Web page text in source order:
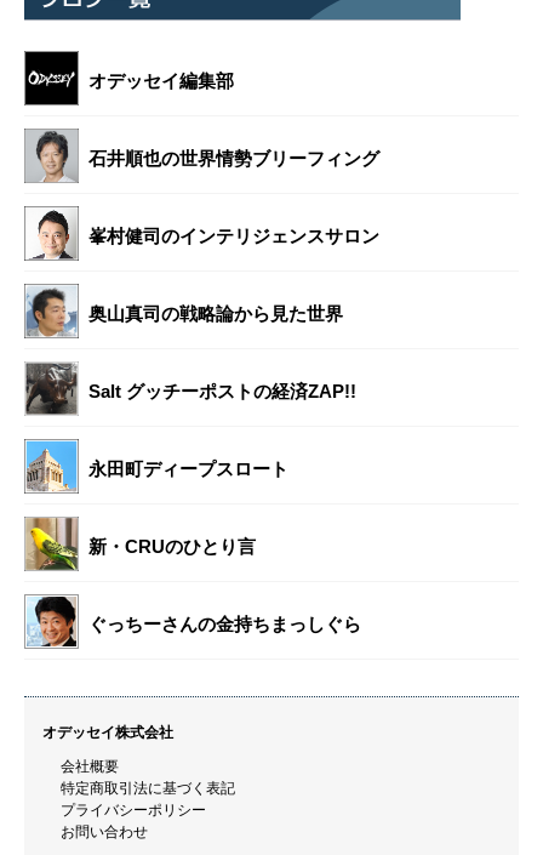
オデッセイ編集部
石井順也の世界情勢ブリーフィング
峯村健司のインテリジェンスサロン
奥山真司の戦略論から見た世界
Salt グッチーポストの経済ZAP!!
永田町ディープスロート
新・CRUのひとり言
ぐっちーさんの金持ちまっしぐら
オデッセイ株式会社
会社概要
特定商取引法に基づく表記
プライバシーポリシー
お問い合わせ